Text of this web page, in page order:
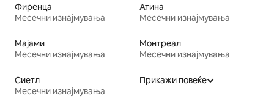
Фиренца
Месечни изнајмувања
Атина
Месечни изнајмувања
Мајами
Месечни изнајмувања
Монтреал
Месечни изнајмувања
Сиетл
Месечни изнајмувања
Прикажи повеќе